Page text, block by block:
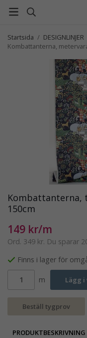
Startsida / DESIGNLINJER
Kombattanterna,
Kombattanterna,
150cm
149 kr/m
Ord. 349 kr. Du sparar
Finns i lager för
m Lägg
Beställ tygprov
PRODUKTBESKRIVNING